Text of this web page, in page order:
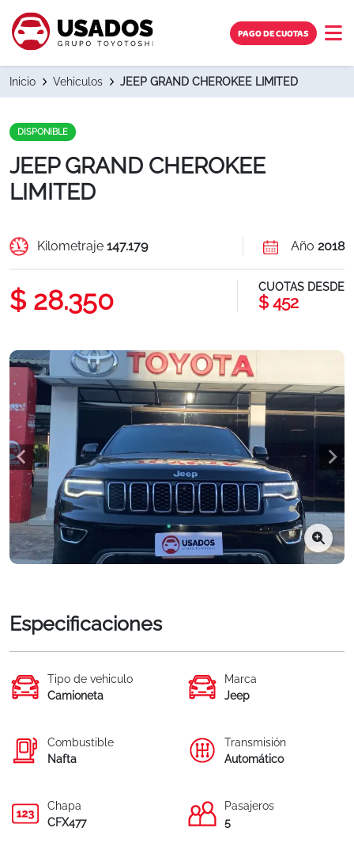
PAGO DE CUOTAS
Inicio Vehiculos JEEP GRAND CHEROKEE LIMITED
Especificaciones
Tipo de vehiculo
Camioneta
Marca
Jeep
Combustible
Nafta
Transmisión
Automático
Chapa
CFX477
Pasajeros
5
DISPONIBLE
JEEP GRAND CHEROKEE
LIMITED
Kilometraje 147.179 Año 2018
$ 28.350 CUOTAS DESDE
$ 452